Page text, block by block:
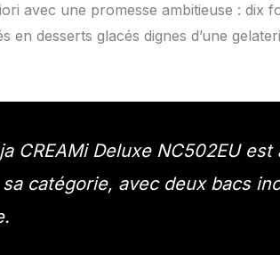
avec une promesse ambitieuse : dix
en desserts glacés dignes d’une
CREAMi Deluxe NC502EU
catégorie, avec deux bacs